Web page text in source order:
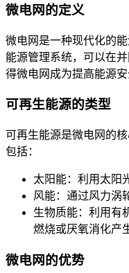
微电网的定义
微电网是一种现代化的
能源管理系统，可以在
得微电网成为提高能源
可再生能源的类型
可再生能源是微电网的
包括：
太阳能：利用太阳
风能：通过风力涡
生物质能：利用有
燃烧或厌氧消化产
微电网的优势